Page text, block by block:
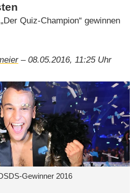
Quiz-Champion“ gewinnen
– 08.05.2016, 11:25 Uhr
Gewinner 2016